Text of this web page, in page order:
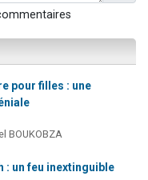
pour filles : une
BOUKOBZA
: un feu inextinguible